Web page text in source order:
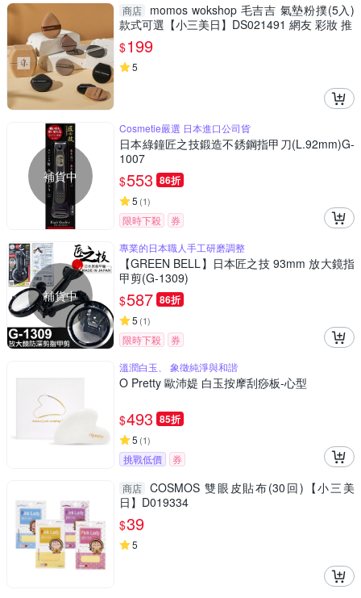
商店
momos wokshop 毛吉吉 氣墊粉撲(5入)
款式可選【小三美日】DS021491 網友 彩妝 推
$199
5
補貨中
Cosmetie嚴選 日本進口公司貨
日本綠鐘匠之技鍛造不銹鋼指甲刀(L.92mm)G-
1007
$553 86折
5 (1)
限時下殺 券
補貨中
專業的日本職人手工研磨調整
【GREEN BELL】日本匠之技 93mm 放大鏡指
甲剪(G-1309)
$587 86折
5 (1)
限時下殺
券
溫潤白玉、 象徵純淨與和諧
O Pretty 歐沛媞 白玉按摩刮痧板-心型
$493 85折
5 (1)
挑戰低價 券
商店 COSMOS 雙眼皮貼布(30回)【小三美
日】D019334
$39
5